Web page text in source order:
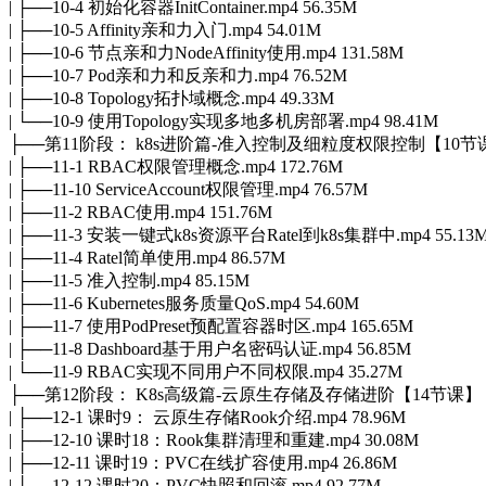
| ├──10-4 初始化容器InitContainer.mp4 56.35M
| ├──10-5 Affinity亲和力入门.mp4 54.01M
| ├──10-6 节点亲和力NodeAffinity使用.mp4 131.58M
| ├──10-7 Pod亲和力和反亲和力.mp4 76.52M
| ├──10-8 Topology拓扑域概念.mp4 49.33M
| └──10-9 使用Topology实现多地多机房部署.mp4 98.41M
├──第11阶段： k8s进阶篇-准入控制及细粒度权限控制【10节
| ├──11-1 RBAC权限管理概念.mp4 172.76M
| ├──11-10 ServiceAccount权限管理.mp4 76.57M
| ├──11-2 RBAC使用.mp4 151.76M
| ├──11-3 安装一键式k8s资源平台Ratel到k8s集群中.mp4
| ├──11-4 Ratel简单使用.mp4 86.57M
| ├──11-5 准入控制.mp4 85.15M
| ├──11-6 Kubernetes服务质量QoS.mp4 54.60M
| ├──11-7 使用PodPreset预配置容器时区.mp4 165.65M
| ├──11-8 Dashboard基于用户名密码认证.mp4 56.85M
| └──11-9 RBAC实现不同用户不同权限.mp4 35.27M
├──第12阶段： K8s高级篇-云原生存储及存储进阶【14节课】
| ├──12-1 课时9： 云原生存储Rook介绍.mp4 78.96M
| ├──12-10 课时18：Rook集群清理和重建.mp4 30.08M
| ├──12-11 课时19：PVC在线扩容使用.mp4 26.86M